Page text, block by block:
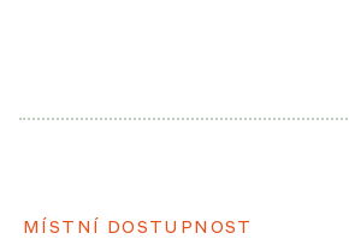
MÍSTNÍ DOSTUPNOST